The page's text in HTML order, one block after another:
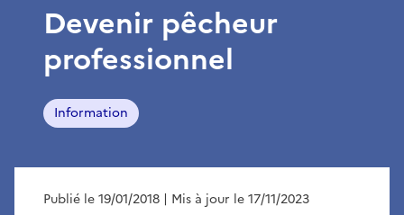
Devenir pêcheur
professionnel
Information
Publié le 19/01/2018 | Mis à jour le 17/11/2023